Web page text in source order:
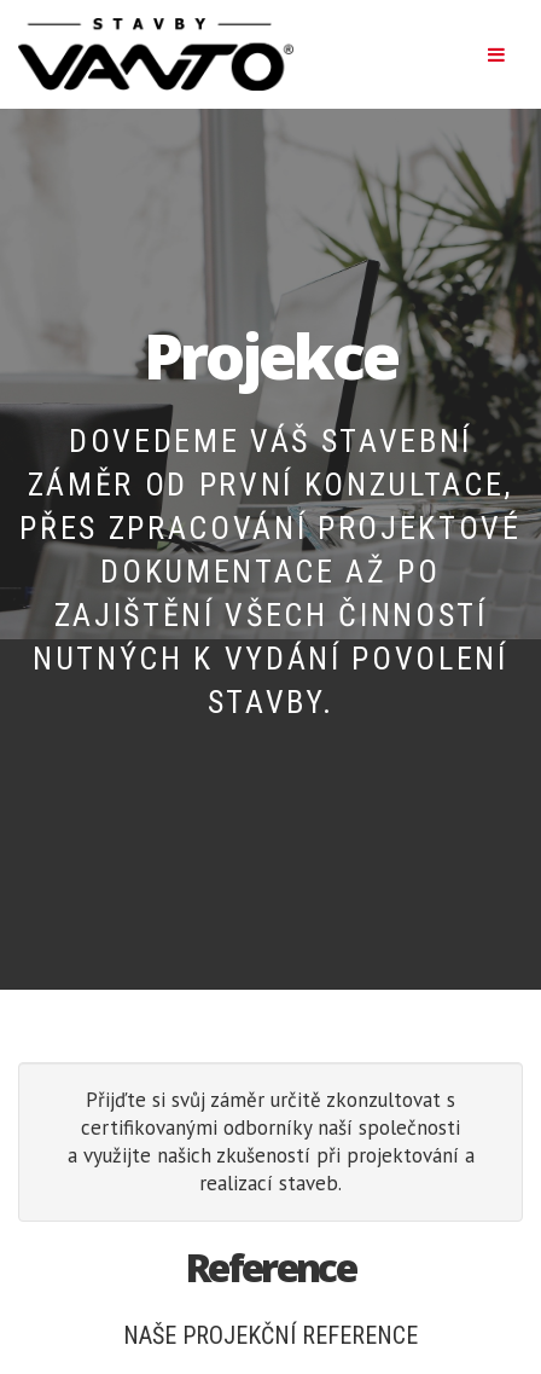
Projekce
DOVEDEME VÁŠ STAVEBNÍ
ZÁMĚR OD PRVNÍ KONZULTACE,
PŘES ZPRACOVÁNÍ PROJEKTOVÉ
DOKUMENTACE AŽ PO
ZAJIŠTĚNÍ VŠECH ČINNOSTÍ
NUTNÝCH K VYDÁNÍ POVOLENÍ
STAVBY.
Přijďte si svůj záměr určitě zkonzultovat s
certifikovanými odborníky naší společnosti
a využijte našich zkušeností při projektování a
realizací staveb.
Reference
NAŠE PROJEKČNÍ REFERENCE